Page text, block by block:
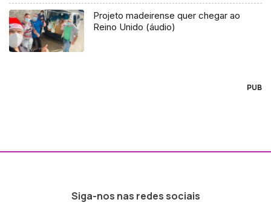
Projeto madeirense quer chegar ao
Reino Unido (áudio)
PUB
Siga-nos nas redes sociais